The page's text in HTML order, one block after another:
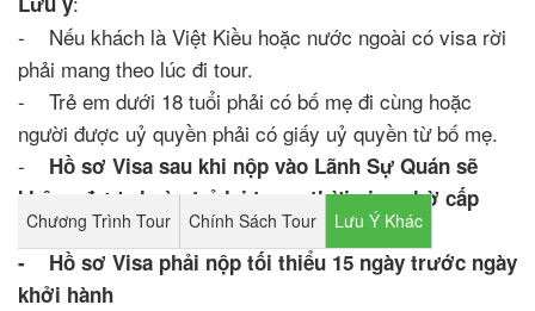
Chương Trình Tour Chính Sách Tour Lưu Ý Khác
- Nếu khách là Việt Kiều hoặc nước ngoài có visa rời
phải mang theo lúc đi tour.
- Trẻ em dưới 18 tuổi phải có bố mẹ đi cùng hoặc
người được uỷ quyền phải có giấy uỷ quyền từ bố mẹ.
- Hồ sơ Visa sau khi nộp vào Lãnh Sự Quán sẽ
không được hoàn trả lại trong thời gian chờ cấp
Visa.
- Hồ sơ Visa phải nộp tối thiểu 15 ngày trước ngày
khởi hành